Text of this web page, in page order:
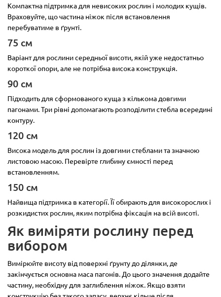
Компактна підтримка для невисоких рослин і молодих кущів.
Враховуйте, що частина ніжок після встановлення
перебуватиме в ґрунті.
75 см
Варіант для рослини середньої висоти, якій уже недостатньо
короткої опори, але не потрібна висока конструкція.
90 см
Підходить для сформованого куща з кількома довгими
пагонами. Три рівні допомагають розподілити стебла всередині
контуру.
120 см
Висока модель для рослин із довгими стеблами та значною
листовою масою. Перевірте глибину ємності перед
встановленням.
150 см
Найвища підтримка в категорії. Її обирають для високорослих і
розкидистих рослин, яким потрібна фіксація на всій висоті.
Як виміряти рослину перед
вибором
Вимірюйте висоту від поверхні ґрунту до ділянки, де
закінчується основна маса пагонів. До цього значення додайте
частину, необхідну для заглиблення ніжок. Якщо взяти